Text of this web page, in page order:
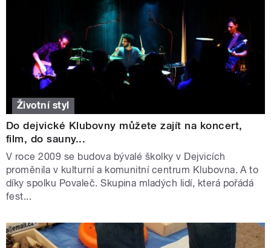
Životní styl
Do dejvické Klubovny můžete zajít na koncert,
film, do sauny...
V roce 2009 se budova bývalé školky v Dejvicích
proměnila v kulturní a komunitní centrum Klubovna. A to
díky spolku Povaleč. Skupina mladých lidí, která pořádá
fest...